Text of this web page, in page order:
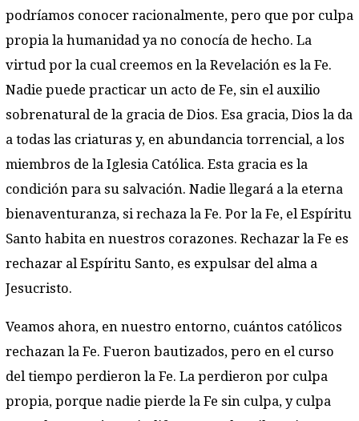
podríamos conocer racionalmente, pero que por culpa
propia la humanidad ya no conocía de hecho. La
virtud por la cual creemos en la Revelación es la Fe.
Nadie puede practicar un acto de Fe, sin el auxilio
sobrenatural de la gracia de Dios. Esa gracia, Dios la da
a todas las criaturas y, en abundancia torrencial, a los
miembros de la Iglesia Católica. Esta gracia es la
condición para su salvación. Nadie llegará a la eterna
bienaventuranza, si rechaza la Fe. Por la Fe, el Espíritu
Santo habita en nuestros corazones. Rechazar la Fe es
rechazar al Espíritu Santo, es expulsar del alma a
Jesucristo.
Veamos ahora, en nuestro entorno, cuántos católicos
rechazan la Fe. Fueron bautizados, pero en el curso
del tiempo perdieron la Fe. La perdieron por culpa
propia, porque nadie pierde la Fe sin culpa, y culpa